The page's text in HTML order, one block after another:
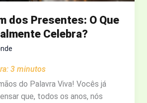
dos Presentes: O Que
Celebra?
3 minutos
do Palavra Viva! Vocês já
que, todos os anos, nós